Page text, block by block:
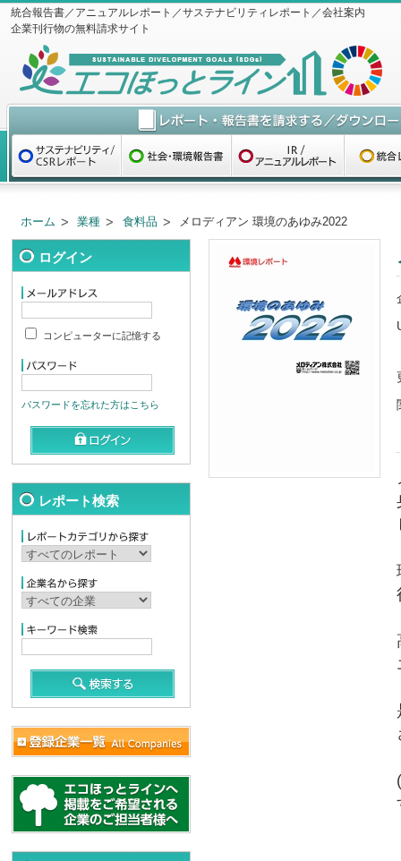
統合報告書／アニュアルレポート／サステナビリティレポート／会社案内
企業刊行物の無料請求サイト
ホーム 業種 食料品 メロディアン 環境のあゆみ2022
ログイン
コンピューターに記憶する
パスワードを忘れた方はこちら
レポート検索